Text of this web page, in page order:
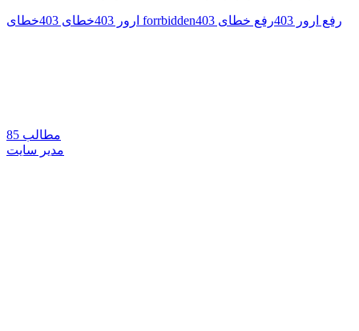
ارور 403 خطای 403 خطای forrbidden رفع ارور 403 رفع خطای 403
85 مطالب
مدیر سایت